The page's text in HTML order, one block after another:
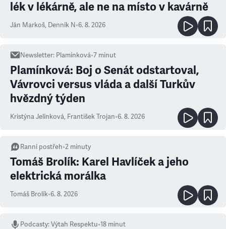
lék v lékárně, ale ne na místo v kavárně
Ján Markoš, Denník N•6. 8. 2026
Newsletter: Plamínková•7 minut
Plamínková: Boj o Senát odstartoval,
Vávrovci versus vláda a další Turkův
hvězdný týden
Kristýna Jelínková, František Trojan•6. 8. 2026
Ranní postřeh•2 minuty
Tomáš Brolík: Karel Havlíček a jeho
elektrická morálka
Tomáš Brolík•6. 8. 2026
Podcasty:Výtah Respektu•18 minut